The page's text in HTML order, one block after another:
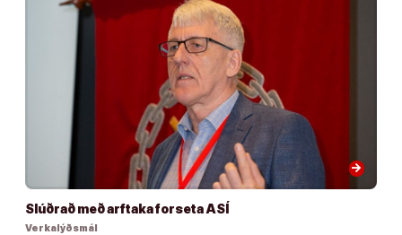
arrow_forward
Slúðrað með arftaka forseta ASÍ
Verkalýðsmál